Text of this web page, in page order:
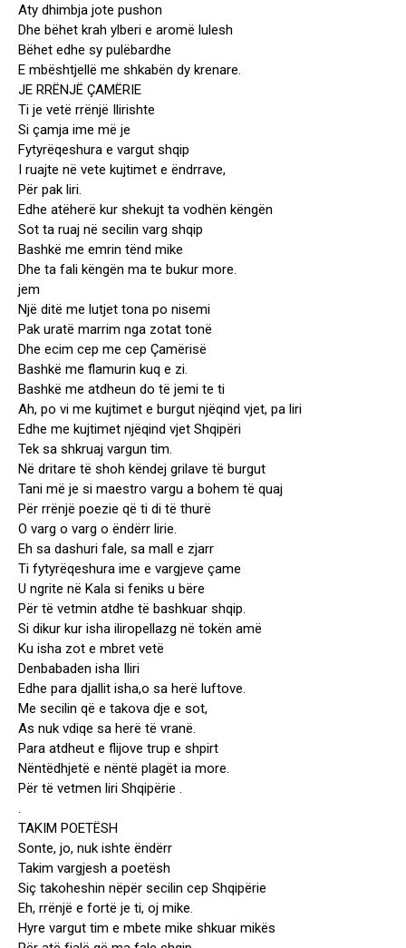
Aty dhimbja jote pushon
Dhe bëhet krah ylberi e aromë lulesh
Bëhet edhe sy pulëbardhe
E mbështjellë me shkabën dy krenare.
JE RRËNJË ÇAMËRIE
Ti je vetë rrënjë Ilirishte
Si çamja ime më je
Fytyrëqeshura e vargut shqip
I ruajte në vete kujtimet e ëndrrave,
Për pak liri.
Edhe atëherë kur shekujt ta vodhën këngën
Sot ta ruaj në secilin varg shqip
Bashkë me emrin tënd mike
Dhe ta fali këngën ma te bukur more.
jem
Një ditë me lutjet tona po nisemi
Pak uratë marrim nga zotat tonë
Dhe ecim cep me cep Çamërisë
Bashkë me flamurin kuq e zi.
Bashkë me atdheun do të jemi te ti
Ah, po vi me kujtimet e burgut njëqind vjet, pa liri
Edhe me kujtimet njëqind vjet Shqipëri
Tek sa shkruaj vargun tim.
Në dritare të shoh këndej grilave të burgut
Tani më je si maestro vargu a bohem të quaj
Për rrënjë poezie që ti di të thurë
O varg o varg o ëndërr lirie.
Eh sa dashuri fale, sa mall e zjarr
Ti fytyrëqeshura ime e vargjeve çame
U ngrite në Kala si feniks u bëre
Për të vetmin atdhe të bashkuar shqip.
Si dikur kur isha iliropellazg në tokën amë
Ku isha zot e mbret vetë
Denbabaden isha Iliri
Edhe para djallit isha,o sa herë luftove.
Me secilin që e takova dje e sot,
As nuk vdiqe sa herë të vranë.
Para atdheut e flijove trup e shpirt
Nëntëdhjetë e nëntë plagët ia more.
Për të vetmen liri Shqipërie .
.
TAKIM POETËSH
Sonte, jo, nuk ishte ëndërr
Takim vargjesh a poetësh
Siç takoheshin nëpër secilin cep Shqipërie
Eh, rrënjë e fortë je ti, oj mike.
Hyre vargut tim e mbete mike shkuar mikës